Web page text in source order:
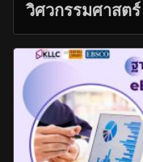
วิศวกรรมศาสตร์